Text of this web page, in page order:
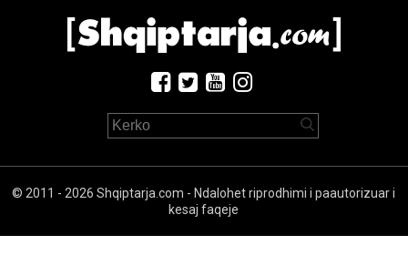
© 2011 - 2026 Shqiptarja.com - Ndalohet riprodhimi i paautorizuar i
kesaj faqeje